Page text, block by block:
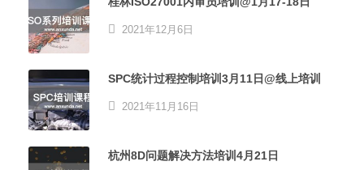
2021年12月6日
SPC统计过程控制培训3月11日@线上培训
2021年11月16日
杭州8D问题解决方法培训4月21日